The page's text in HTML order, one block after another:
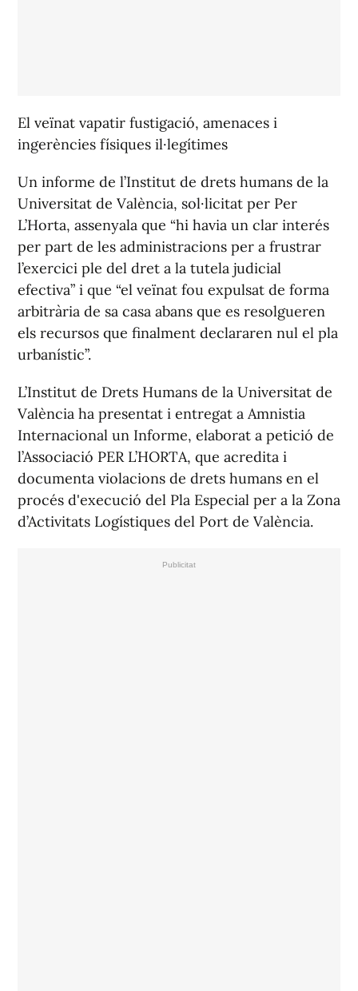
El veïnat vapatir fustigació, amenaces i
ingerències físiques il·legítimes
Un informe de l’Institut de drets humans de la
Universitat de València, sol·licitat per Per
L’Horta, assenyala que “hi havia un clar interés
per part de les administracions per a frustrar
l’exercici ple del dret a la tutela judicial
efectiva” i que “el veïnat fou expulsat de forma
arbitrària de sa casa abans que es resolgueren
els recursos que finalment declararen nul el pla
urbanístic”.
L’Institut de Drets Humans de la Universitat de
València ha presentat i entregat a Amnistia
Internacional un Informe, elaborat a petició de
l’Associació PER L’HORTA, que acredita i
documenta violacions de drets humans en el
procés d'execució del Pla Especial per a la Zona
d’Activitats Logístiques del Port de València.